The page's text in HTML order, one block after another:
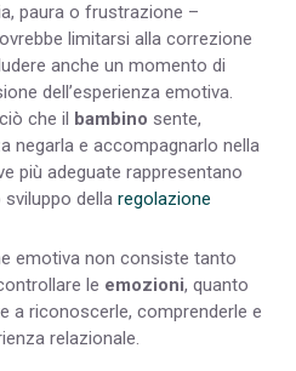
paura o frustrazione –
limitarsi alla correzione
anche un momento di
dell’esperienza emotiva.
che il bambino sente,
negarla e accompagnarlo nella
più adeguate rappresentano
della regolazione
emotiva non consiste tanto
le emozioni, quanto
a riconoscerle, comprenderle e
relazionale.